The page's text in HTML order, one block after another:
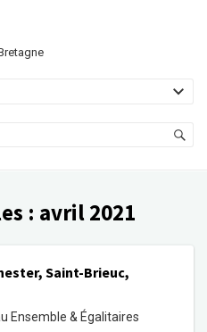
: avril 2021
Saint-Brieuc,
Ensemble & Égalitaires